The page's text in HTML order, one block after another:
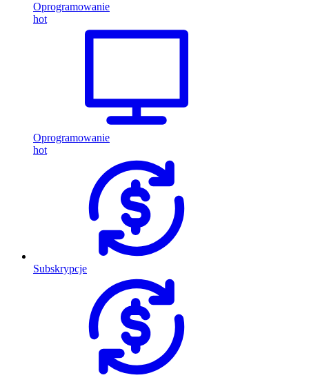
Oprogramowanie
hot
Oprogramowanie
hot
Subskrypcje